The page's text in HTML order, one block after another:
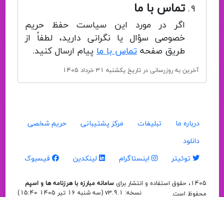
تماس با ما
اگر در مورد این سیاست حفظ حریم
خصوصی سؤال یا نگرانی دارید، لطفاً از
طریق صفحه تماس با ما پیام ارسال کنید.
آخرین به روزرسانی در تاریخ یکشنبه 31 خرداد 1405
درباره ما تبلیغات مرکز پشتیبانی
حریم شخصی
دانلود
توئیتر
اینستاگرام لینکدین فیسبوک
1405، حقوق استفاده و انتشار برای
سامانه مبارزه با هرزنامه ها و اسپم
محفوظ است.
نسخه: v3.9.1 ( سه شنبه 16 تیر 1405 15:40 )